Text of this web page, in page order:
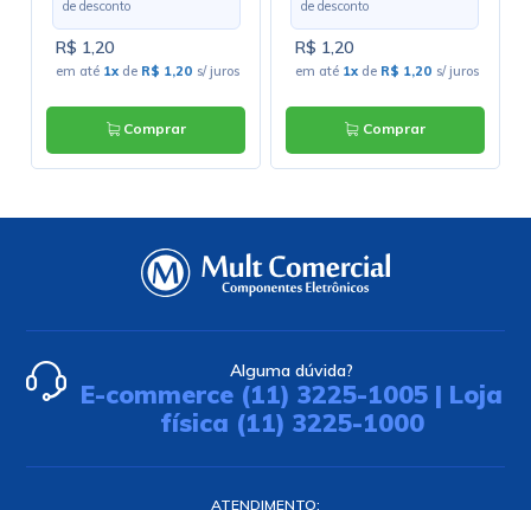
de desconto
R$ 1,20
em até 1x de R$ 1,20 s/ juros
Comprar
de desconto
R$ 1,20
em até 1x de R$ 1,20 s/ juros
Comprar
Alguma dúvida?
E-commerce (11) 3225-1005 | Loja
física (11) 3225-1000
ATENDIMENTO: